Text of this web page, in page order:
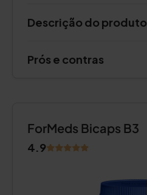
Descrição do produto
Prós e contras
ForMeds Bicaps B3
4.9